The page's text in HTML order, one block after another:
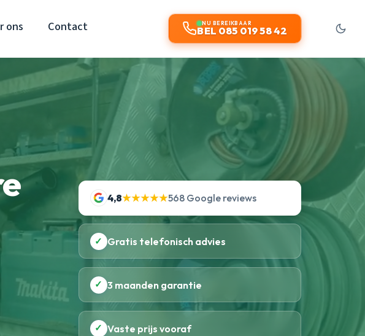
ons Contact NU BEREIKBAAR
BEL 085 019 58 42
4,8★★★★★568 Google reviews
✓ Gratis telefonisch advies
✓ 3 maanden garantie
✓ Vaste prijs vooraf